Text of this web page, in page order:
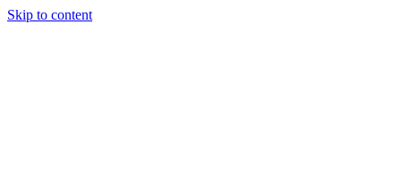
Skip to content